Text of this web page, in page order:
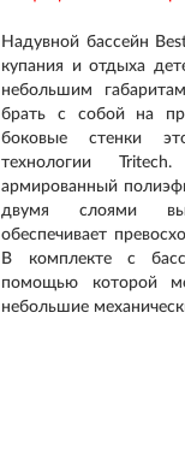
Надувной бассейн
купания и отдыха
небольшим
брать с собой на
боковые стенки
технологии
армированный
двумя слоями
обеспечивает
В комплекте с
помощью которой
небольшие